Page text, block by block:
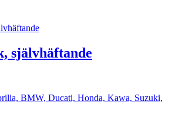
självhäftande